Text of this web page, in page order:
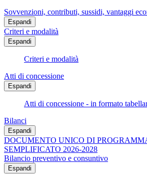
Sovvenzioni, contributi, sussidi, vantaggi
Espandi
Criteri e modalità
Espandi
Criteri e modalità
Atti di concessione
Espandi
Atti di concessione - in formato
Bilanci
Espandi
DOCUMENTO UNICO DI
SEMPLIFICATO 2026-2028
Bilancio preventivo e consuntivo
Espandi